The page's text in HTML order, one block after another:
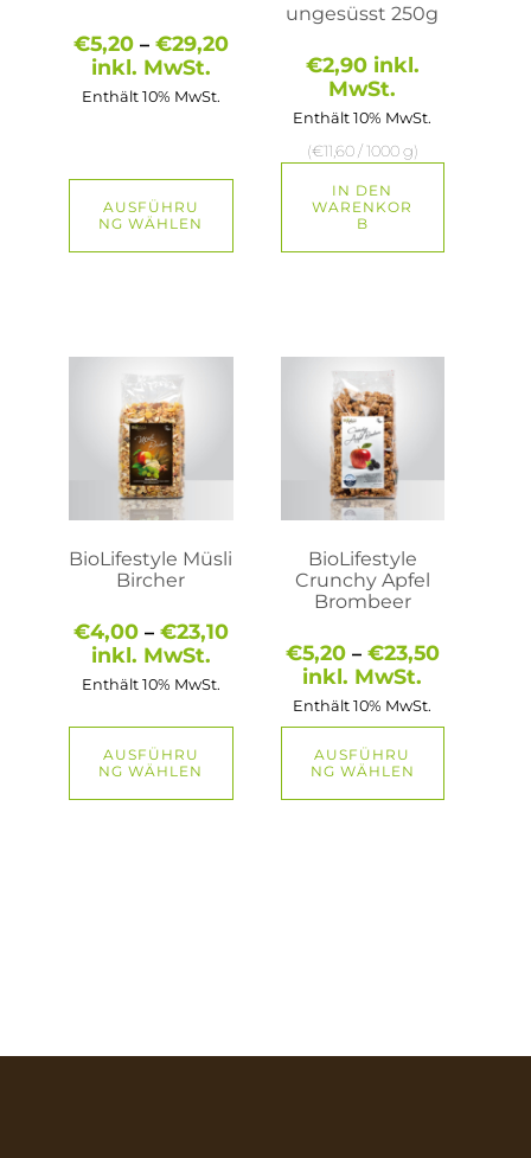
€5,20 – €29,20Preisspanne:
inkl. MwSt.
Enthält 10% MwSt.
AUSFÜHRU
NG WÄHLEN
gewählt
werden
ungesüsst 250g
€2,90 inkl.
MwSt.
Enthält 10% MwSt.
(€11,60/ 1000 g)
IN DEN
WARENKOR
B
BioLifestyle Müsli
Bircher
€4,00 – €23,10Preisspanne:
€4,00
inkl. MwSt.
Enthält 10% MwSt.
AUSFÜHRU
NG WÄHLEN
Produkt
mehrere
Varianten
Optionen
auf
gewählt
werden
BioLifestyle
Crunchy Apfel
Brombeer
€5,20 – €23,50
inkl. MwSt.
Enthält 10% MwSt.
AUSFÜHRU
NG WÄHLEN
Produkt
weist
mehrere
Varianten
Optionen
der
Produktseite
werden